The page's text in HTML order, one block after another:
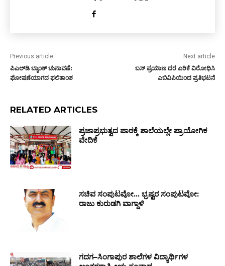
Previous article
ಪಿಎಲ್‌ಡಿ ಬ್ಯಾಂಕ್ ಚುನಾವಣೆ:
ಘೋಷಣೆಯಾಗದ ಫಲಿತಾಂಶ
Next article
ಬಸ್ ಪ್ರಯಾಣ ದರ ಏರಿಕೆ ವಿರೋಧಿಸಿ
ಎಬಿವಿಪಿಯಿಂದ ಪ್ರತಿಭಟನೆ
RELATED ARTICLES
ಪ್ರಜಾಪ್ರಭುತ್ವದ ಪಾಠಕ್ಕೆ ಶಾಲೆಯಲ್ಲೇ ಪ್ರಾಯೋಗಿಕ
ವೇದಿಕೆ
ಸಚಿವ ಸಂಪುಟವೋ… ಭ್ರಷ್ಟರ ಸಂಪುಟವೋ:
ರಾಜು ಕುರುಡಗಿ ವಾಗ್ದಾಳಿ
ಗದಗ–ಸಿಂಗಾಪುರ ಶಾಲೆಗಳ ವಿದ್ಯಾರ್ಥಿಗಳ